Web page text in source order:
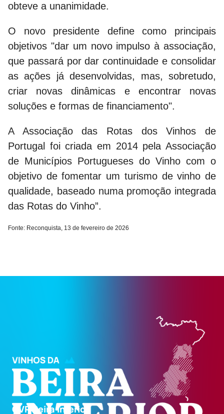
obteve a unanimidade.
O novo presidente define como principais
objetivos "dar um novo impulso à associação,
que passará por dar continuidade e consolidar
as ações já desenvolvidas, mas, sobretudo,
criar novas dinâmicas e encontrar novas
soluções e formas de financiamento".
A Associação das Rotas dos Vinhos de
Portugal foi criada em 2014 pela Associação
de Municípios Portugueses do Vinho com o
objetivo de fomentar um turismo de vinho de
qualidade, baseado numa promoção integrada
das Rotas do Vinho”.
Fonte: Reconquista, 13 de fevereiro de 2026
CVR Beira Interior